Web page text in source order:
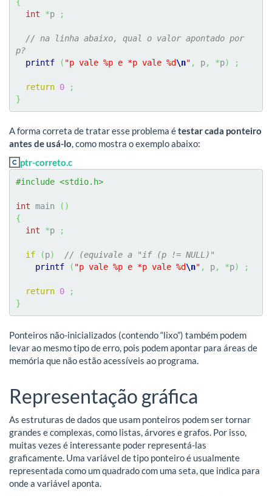
int
*p ;
// na linha abaixo, qual o valor apontado por
p?
printf
( "p vale %p e *p vale %d\n" , p, *p) ;
return 0
;
}
A forma correta de tratar esse problema étestar cada ponteiro
antes de usá-lo, como mostra o exemplo abaixo:
ptr-correto.c
#include <stdio.h>
int main ( )
{
int
*p ;
if (p)
// (equivale a "if (p != NULL)"
printf
( "p vale %p e *p vale %d\n" , p, *p) ;
return 0
;
}
Ponteiros não-inicializados (contendo “lixo”) também podem
levar ao mesmo tipo de erro, pois podem apontar para áreas de
memória que não estão acessíveis ao programa.
Representação gráfica
As estruturas de dados que usam ponteiros podem ser tornar
grandes e complexas, como listas, árvores e grafos. Por isso,
muitas vezes é interessante poder representá-las
graficamente. Uma variável de tipo ponteiro é usualmente
representada como um quadrado com uma seta, que indica para
onde a variável aponta.